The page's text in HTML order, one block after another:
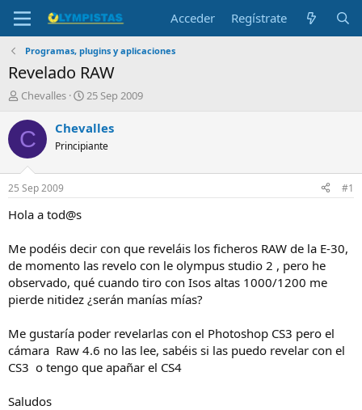
Acceder Regístrate
Programas, plugins y aplicaciones
Revelado RAW
I
i
c
a
d
o
r
l
t
e
m
Chevalles
F
c
h
a
i
i
o
25 Sep 2009
C Chevalles
Principiante
25 Sep 2009 #1
Hola a tod@s
Me podéis decir con que reveláis los ficheros RAW de la E-30,
de momento las revelo con le olympus studio 2 , pero he
observado, qué cuando tiro con Isos altas 1000/1200 me
pierde nitidez ¿serán manías mías?
Me gustaría poder revelarlas con el Photoshop CS3 pero el
cámara Raw 4.6 no las lee, sabéis si las puedo revelar con el
CS3 o tengo que apañar el CS4
Saludos